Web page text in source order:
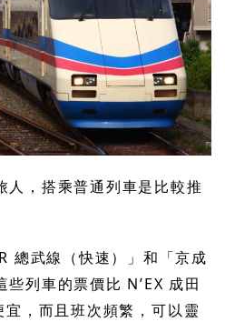
人，搭乘普通列車是比較推
總武線（快速）」和「京成
列車的票價比 N’EX 成田
，而且班次頻繁，可以靈